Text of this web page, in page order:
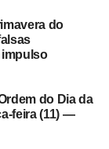
não
do
do Dia da
feira (11) —